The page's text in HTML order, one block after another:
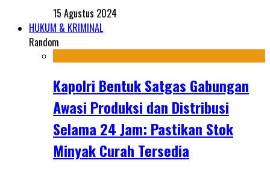
15 Agustus 2024
HUKUM & KRIMINAL
Random
Kapolri Bentuk Satgas Gabungan
Awasi Produksi dan Distribusi
Selama 24 Jam: Pastikan Stok
Minyak Curah Tersedia